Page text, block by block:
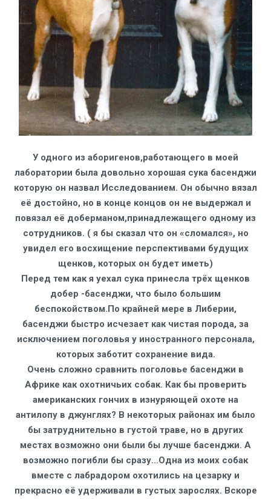
У одного из аборигенов,работающего в моей
лаборатории была довольно хорошая сука басенджи
которую он назвал Исследованием. Он обычно вязал
её достойно, но в конце концов он не выдержал и
повязал её доберманом,принадлежащего одному из
сотрудников. ( я бы сказал что он «сломался», но
увидел его восхищение перспективами будущих
щенков, которых он будет иметь)
Перед тем как я уехал сука принесла трёх щенков
добер -басенджи, что было большим
беспокойством.По крайней мере в Либерии,
басенджи быстро исчезает как чистая порода, за
исключением поголовья у иностранного персонала,
которых заботит сохранение вида.
Очень сложно сравнить поголовье басенджи в
Африке как охотничьих собак. Как бы проверить
американских гончих в изнуряющей охоте на
антилопу в джунглях? В некоторых районах им было
бы затруднительно в густой траве, но в других
местах возможно они были бы лучше басенджи. А
возможно погибли бы сразу...Одна из моих собак
вместе с лабрадором охотились на цезарку и
прекрасно её удерживали в густых зарослях. Вскоре